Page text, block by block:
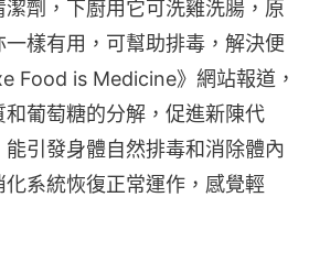
劑，下廚用它可洗雞洗腸，原
樣有用，可幫助排毒，解決便
Food is Medicine》網站報道，
葡萄糖的分解，促進新陳代
引發身體自然排毒和消除體內
系統恢復正常運作，感覺輕